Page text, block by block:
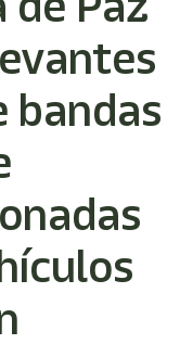
bandas